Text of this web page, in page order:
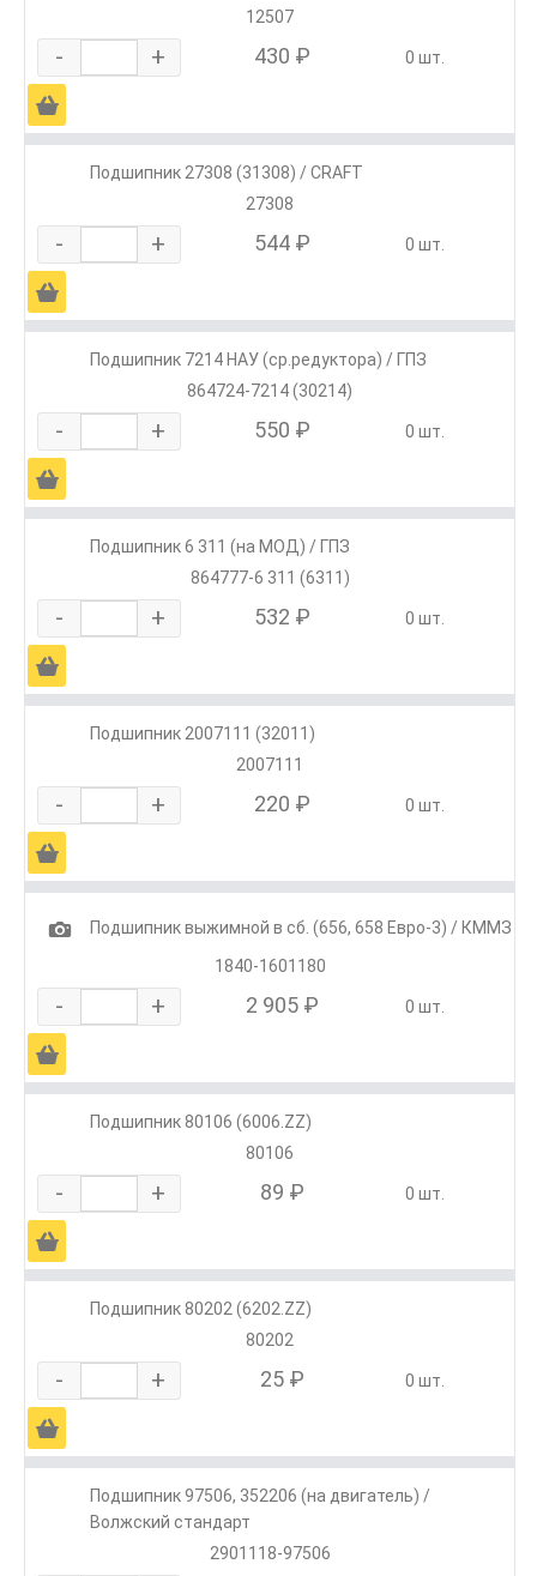
12507
- + 430 ₽ 0 шт.
Ä
Подшипник 27308 (31308) / CRAFT
27308
- + 544 ₽ 0 шт.
Ä
Подшипник 7214 НАУ (ср.редуктора) / ГПЗ
864724-7214 (30214)
- + 550 ₽ 0 шт.
Ä
Подшипник 6 311 (на МОД) / ГПЗ
864777-6 311 (6311)
- + 532 ₽ 0 шт.
Ä
Подшипник 2007111 (32011)
2007111
- + 220 ₽ 0 шт.
Ä
1
Подшипник выжимной в сб. (656, 658 Евро-3) / КММЗ
1840-1601180
- + 2 905 ₽ 0 шт.
Ä
Подшипник 80106 (6006.ZZ)
80106
- + 89 ₽ 0 шт.
Ä
Подшипник 80202 (6202.ZZ)
80202
- + 25 ₽ 0 шт.
Ä
Подшипник 97506, 352206 (на двигатель) /
Волжский стандарт
2901118-97506